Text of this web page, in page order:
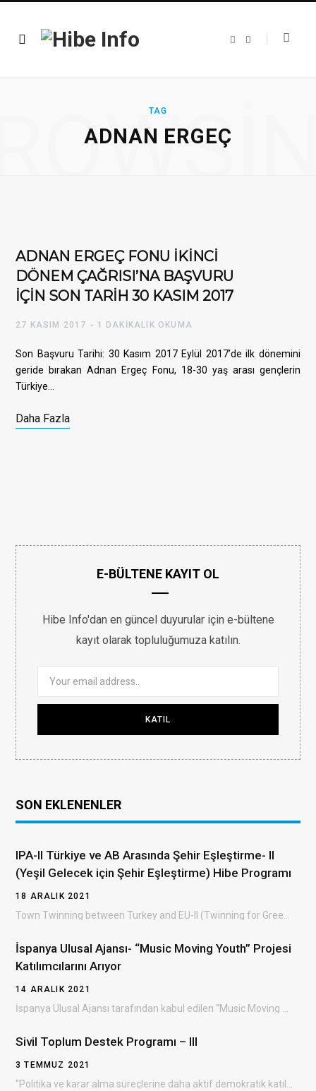
TAG
ADNAN ERGEÇ
ADNAN ERGEÇ FONU İKİNCİ
DÖNEM ÇAĞRISI’NA BAŞVURU
İÇİN SON TARİH 30 KASIM 2017
27 KASIM 2017 1 DAKIKALIK OKUMA
Son Başvuru Tarihi: 30 Kasım 2017 Eylül 2017’de ilk dönemini
geride bırakan Adnan Ergeç Fonu, 18-30 yaş arası gençlerin
Türkiye…
Daha Fazla
E-BÜLTENE KAYIT OL
Hibe Info'dan en güncel duyurular için e-bültene
kayıt olarak topluluğumuza katılın.
SON EKLENENLER
IPA-II Türkiye ve AB Arasında Şehir Eşleştirme- II
(Yeşil Gelecek için Şehir Eşleştirme) Hibe Programı
18 ARALIK 2021
İspanya Ulusal Ajansı- “Music Moving Youth” Projesi
Katılımcılarını Arıyor
14 ARALIK 2021
Sivil Toplum Destek Programı – III
3 TEMMUZ 2021